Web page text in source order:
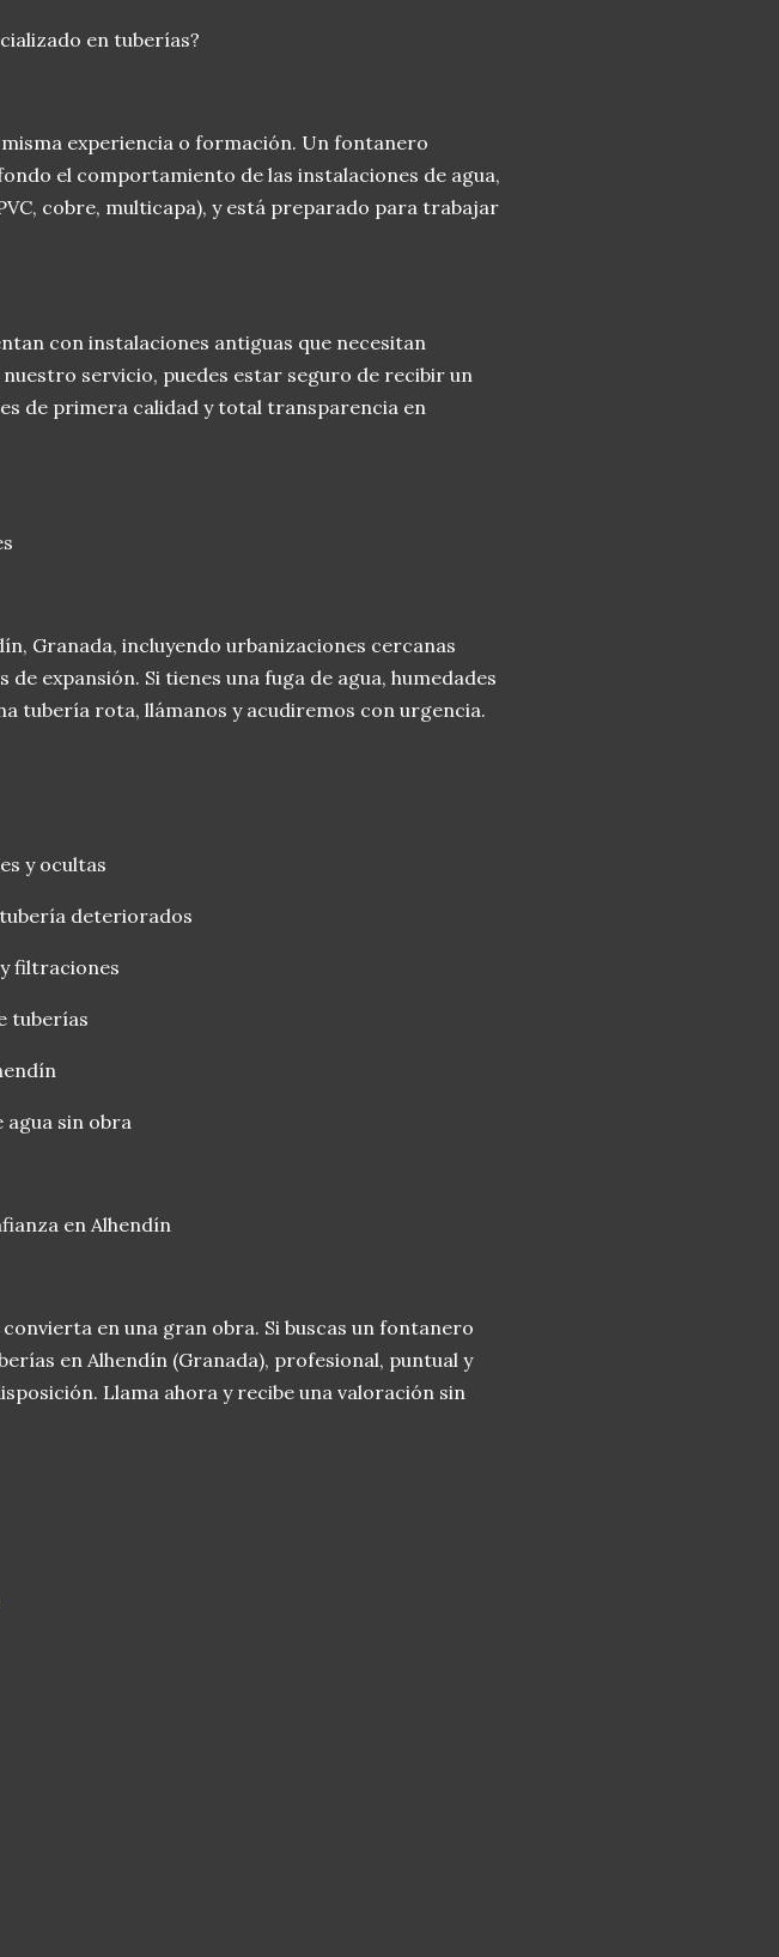
en tuberías?
experiencia o formación. Un fontanero
el comportamiento de las instalaciones de agua,
cobre, multicapa), y está preparado para trabajar
con instalaciones antiguas que necesitan
servicio, puedes estar seguro de recibir un
de primera calidad y total transparencia en
Granada, incluyendo urbanizaciones cercanas
de expansión. Si tienes una fuga de agua, humedades
tubería rota, llámanos y acudiremos con urgencia.
y ocultas
deteriorados
filtraciones
tuberías
agua sin obra
en Alhendín
en una gran obra. Si buscas un fontanero
en Alhendín (Granada), profesional, puntual y
Llama ahora y recibe una valoración sin